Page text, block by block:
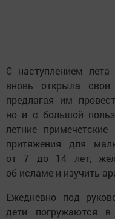
С наступлением
вновь открыла
предлагая им
но и с большой
летние
притяжения для
от 7 до 14 лет,
об исламе и изучить
Ежедневно под
дети погружаются